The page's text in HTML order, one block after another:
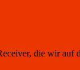
die wir auf